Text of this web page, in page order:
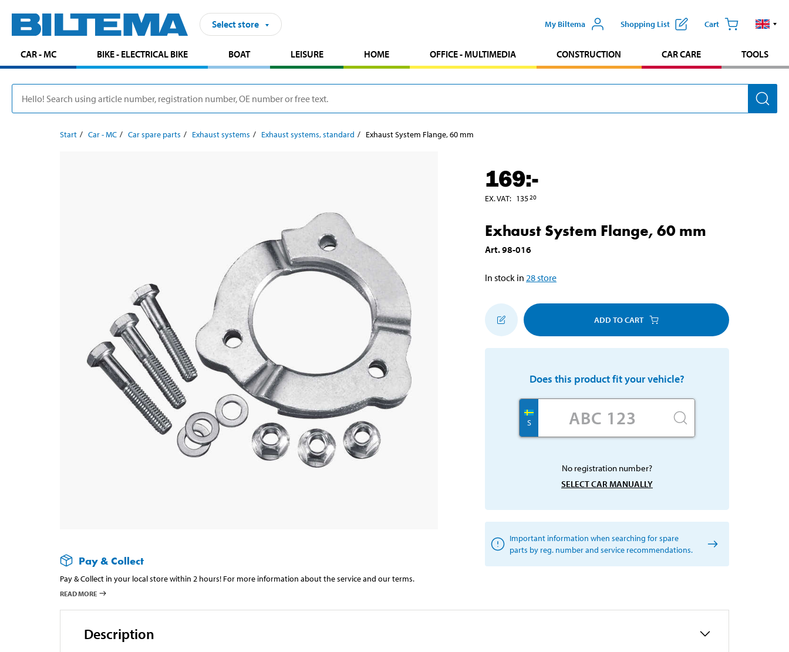
Select store My Biltema Shopping List Cart
CAR - MC BIKE - ELECTRICAL BIKE BOAT LEISURE HOME OFFICE - MULTIMEDIA CONSTRUCTION CAR CARE TOOLS
Start Car - MC Car spare parts Exhaust systems Exhaust systems, standard Exhaust System Flange, 60 mm
Pay & Collect
Pay & Collect in your local store within 2 hours! For more information about the service and our terms.
READ MORE
169:-
EX. VAT: 13520
Exhaust System Flange, 60 mm
Art.98-016
In stock in 28store
ADD TO CART
Does this product fit your vehicle?
S
No registration number?
SELECT CAR MANUALLY
Important information when searching for spare
parts by reg. number and service recommendations.
Description